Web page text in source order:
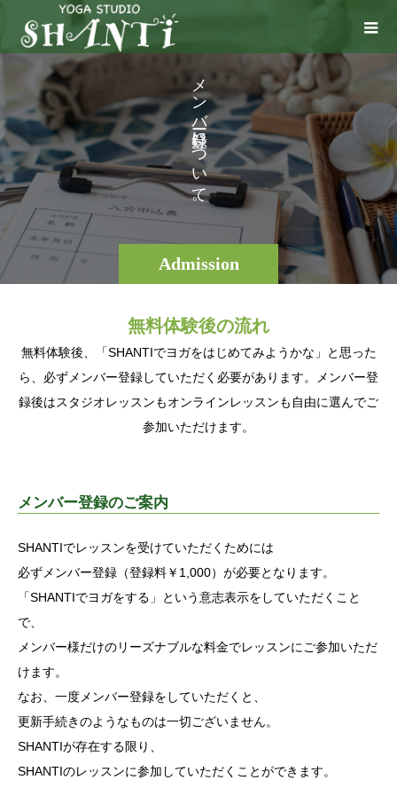
Admission
メ
ン
バ
に
つ
い
て
。
無料体験後の流れ
無料体験後、「SHANTIでヨガをはじめてみようかな」と思った
ら、必ずメンバー登録していただく必要があります。メンバー登
録後はスタジオレッスンもオンラインレッスンも自由に選んでご
参加いただけます。
メンバー登録のご案内
SHANTIでレッスンを受けていただくためには
必ずメンバー登録（登録料￥1,000）が必要となります。
「SHANTIでヨガをする」という意志表示をしていただくこと
で、
メンバー様だけのリーズナブルな料金でレッスンにご参加いただ
けます。
なお、一度メンバー登録をしていただくと、
更新手続きのようなものは一切ございません。
SHANTIが存在する限り、
SHANTIのレッスンに参加していただくことができます。